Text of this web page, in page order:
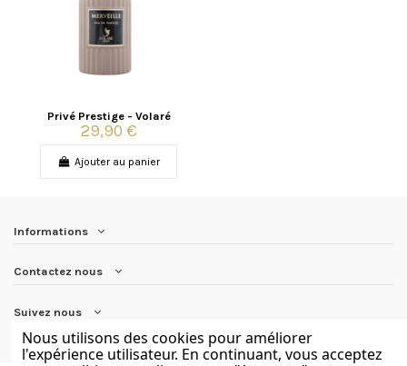
Privé Prestige - Volaré
29,90 €
Ajouter au panier
Informations
Contactez nous
Suivez nous
Nous utilisons des cookies pour améliorer
l'expérience utilisateur. En continuant, vous acceptez